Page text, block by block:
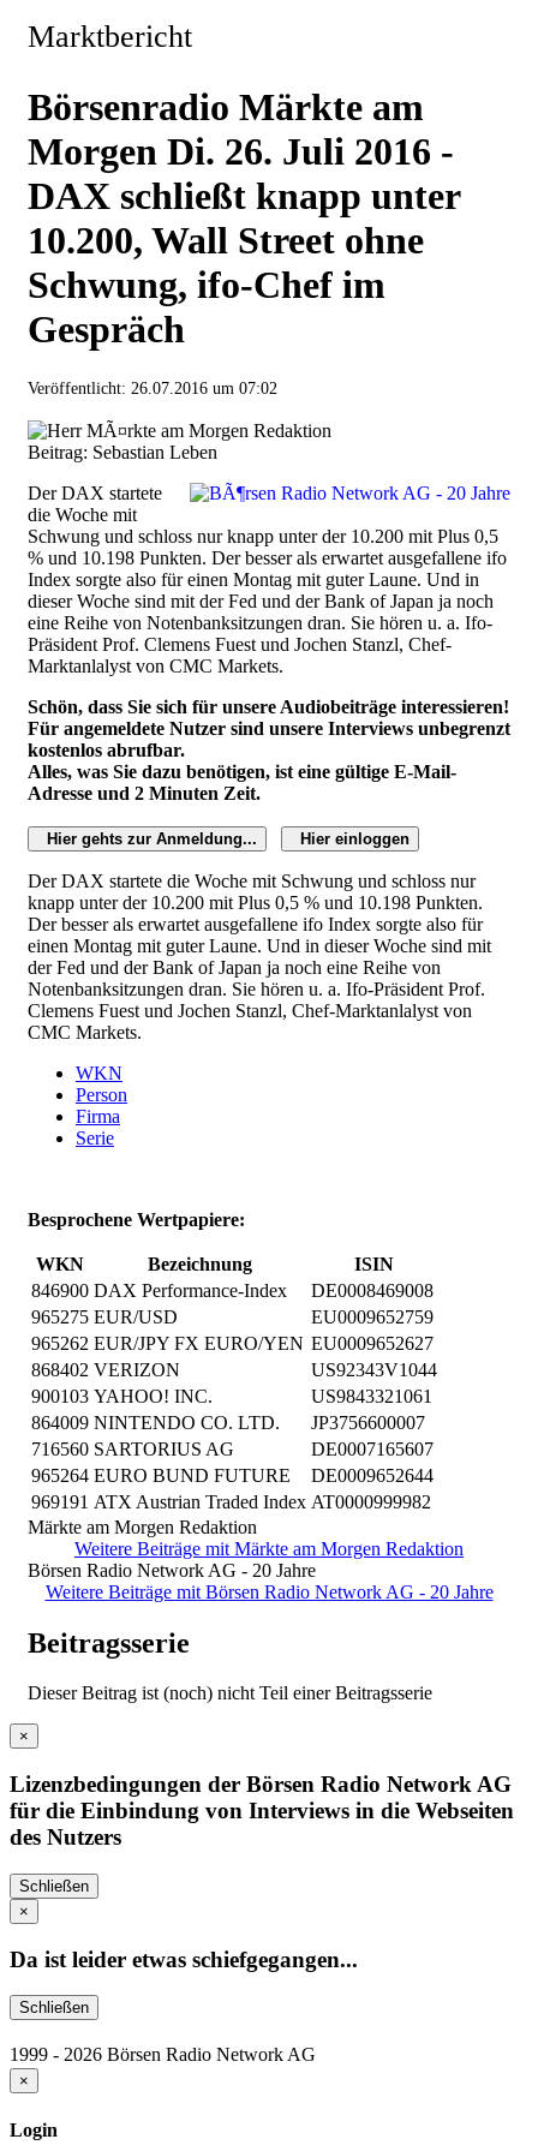
Marktbericht
Börsenradio Märkte am
Morgen Di. 26. Juli 2016 -
DAX schließt knapp unter
10.200, Wall Street ohne
Schwung, ifo-Chef im
Gespräch
Veröffentlicht: 26.07.2016 um 07:02
Beitrag: Sebastian Leben
Der DAX startete
die Woche mit
Schwung und schloss nur knapp unter der 10.200 mit Plus 0,5
% und 10.198 Punkten. Der besser als erwartet ausgefallene ifo
Index sorgte also für einen Montag mit guter Laune. Und in
dieser Woche sind mit der Fed und der Bank of Japan ja noch
eine Reihe von Notenbanksitzungen dran. Sie hören u. a. Ifo-
Präsident Prof. Clemens Fuest und Jochen Stanzl, Chef-
Marktanlalyst von CMC Markets.
Schön, dass Sie sich für unsere Audiobeiträge interessieren!
Für angemeldete Nutzer sind unsere Interviews unbegrenzt
kostenlos abrufbar.
Alles, was Sie dazu benötigen, ist eine gültige E-Mail-
Adresse und 2 Minuten Zeit.
Hier gehts zur Anmeldung... Hier einloggen
Der DAX startete die Woche mit Schwung und schloss nur
knapp unter der 10.200 mit Plus 0,5 % und 10.198 Punkten.
Der besser als erwartet ausgefallene ifo Index sorgte also für
einen Montag mit guter Laune. Und in dieser Woche sind mit
der Fed und der Bank of Japan ja noch eine Reihe von
Notenbanksitzungen dran. Sie hören u. a. Ifo-Präsident Prof.
Clemens Fuest und Jochen Stanzl, Chef-Marktanlalyst von
CMC Markets.
WKN
Person
Firma
Serie
Besprochene Wertpapiere:
WKN Bezeichnung
ISIN
846900 DAX Performance-Index
DE0008469008
965275 EUR/USD
EU0009652759
965262 EUR/JPY FX EURO/YEN EU0009652627
868402 VERIZON
US92343V1044
900103 YAHOO! INC.
US9843321061
864009 NINTENDO CO. LTD.
JP3756600007
716560 SARTORIUS AG
DE0007165607
965264 EURO BUND FUTURE
DE0009652644
969191 ATX Austrian Traded Index AT0000999982
Märkte am Morgen Redaktion
Weitere Beiträge mit Märkte am Morgen Redaktion
Börsen Radio Network AG - 20 Jahre
Weitere Beiträge mit Börsen Radio Network AG - 20 Jahre
Beitragsserie
Dieser Beitrag ist (noch) nicht Teil einer Beitragsserie
×
Lizenzbedingungen der Börsen Radio Network AG
für die Einbindung von Interviews in die Webseiten
des Nutzers
Schließen
×
Da ist leider etwas schiefgegangen...
Schließen
1999 - 2026 Börsen Radio Network AG
×
Login